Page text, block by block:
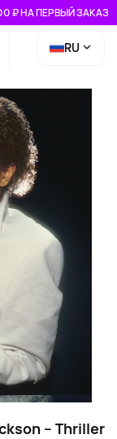
₽ НА ПЕРВЫЙ ЗАКАЗ
RU
– Thriller